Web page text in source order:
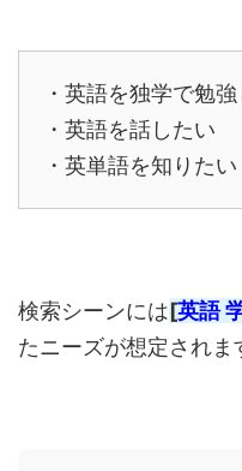
・英語を独学で勉
・英語を話したい
・英単語を知りたい
検索シーンには[英語
たニーズが想定されま